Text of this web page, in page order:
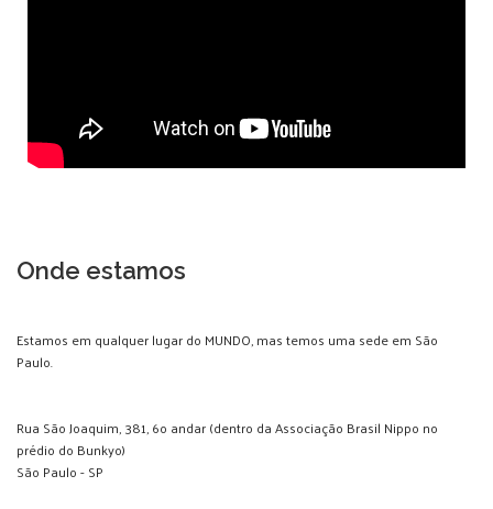
Onde estamos
Estamos em qualquer lugar do MUNDO, mas temos uma sede em São
Paulo.
Rua São Joaquim, 381, 6o andar (dentro da Associação Brasil Nippo no
prédio do Bunkyo)
São Paulo - SP